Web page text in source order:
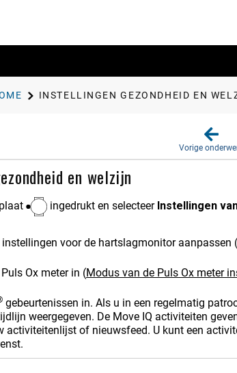
INSTELLINGEN GEZONDHEID EN
Vorige
en welzijn
ingedrukt en selecteer Instellingen
instellingen voor de hartslagmonitor aanpassen (
Ox meter in (Modus van de Puls Ox meter
gebeurtenissen in. Als u in een regelmatig
weergegeven. De Move IQ activiteiten
activiteitenlijst of nieuwsfeed. U kunt een